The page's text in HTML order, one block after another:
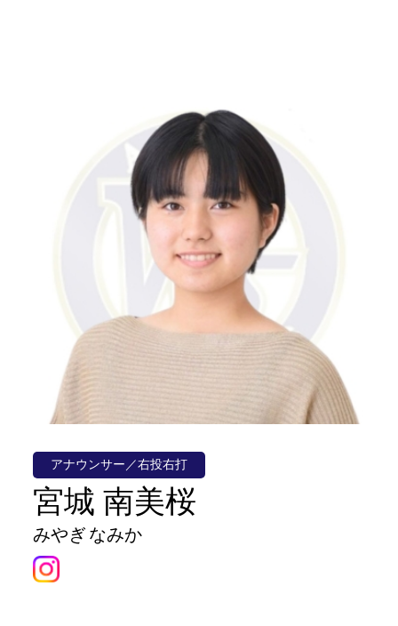
アナウンサー／右投右打
宮城 南美桜
みやぎ なみか